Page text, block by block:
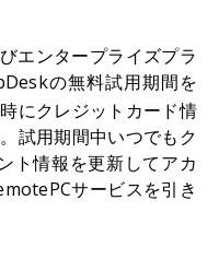
エンタープライズプラ
の無料試用期間を
にクレジットカード情
試用期間中いつでもク
ト情報を更新してアカ
サービスを引き